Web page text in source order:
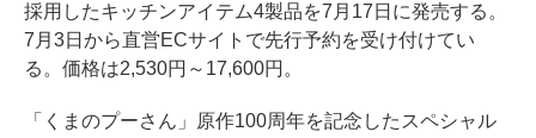
採用したキッチンアイテム4製品を7月17日に発売する。
7月3日から直営ECサイトで先行予約を受け付けてい
る。価格は2,530円～17,600円。
「くまのプーさん」原作100周年を記念したスペシャル